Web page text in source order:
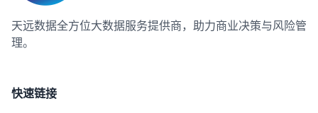
天远数据全方位大数据服务提供商，助力商业决策与风险管
理。
快速链接